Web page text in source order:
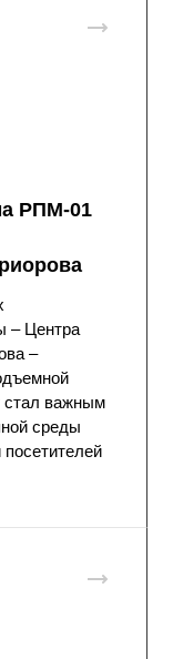
РПМ-01
– Центра
–
важным
среды